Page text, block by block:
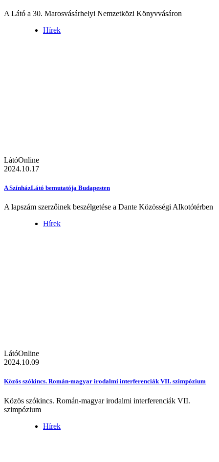
A Látó a 30. Marosvásárhelyi Nemzetközi Könyvvásáron
Hírek
LátóOnline
2024.10.17
A SzínházLátó bemutatója Budapesten
A lapszám szerzőinek beszélgetése a Dante Közösségi Alkotótérben
Hírek
LátóOnline
2024.10.09
Közös szókincs. Román-magyar irodalmi interferenciák VII. szimpózium
Közös szókincs. Román-magyar irodalmi interferenciák VII.
szimpózium
Hírek